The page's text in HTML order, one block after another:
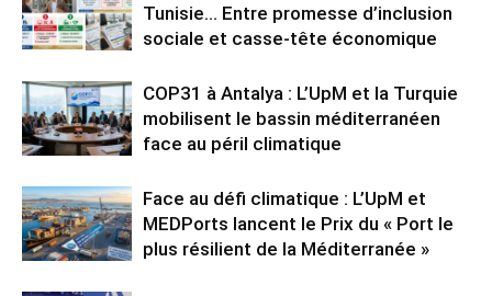
Tunisie… Entre promesse d’inclusion
sociale et casse-tête économique
COP31 à Antalya : L’UpM et la Turquie
mobilisent le bassin méditerranéen
face au péril climatique
Face au défi climatique : L’UpM et
MEDPorts lancent le Prix du « Port le
plus résilient de la Méditerranée »